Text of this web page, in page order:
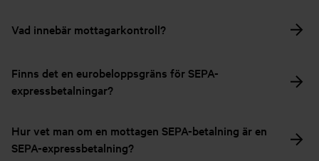
Vad innebär mottagarkontroll?
Finns det en eurobeloppsgräns för SEPA-
expressbetalningar?
Hur vet man om en mottagen SEPA-betalning är en
SEPA-expressbetalning?